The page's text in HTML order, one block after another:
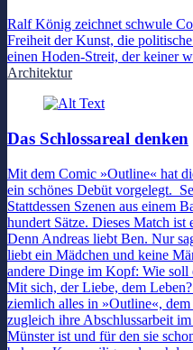
Ralf König zeichnet schwule
Freiheit der Kunst, die
einen Hoden-Streit, der keiner
Architektur
Das Schlossareal denken
Mit dem Comic »Outline« hat
ein schönes Debüt vorgelegt.
Stattdessen Szenen aus einem
hundert Sätze. Dieses Match ist
Denn Andreas liebt Ben. Nur
liebt ein Mädchen und keine
andere Dinge im Kopf: Wie soll
Mit sich, der Liebe, dem
ziemlich alles in »Outline«,
zugleich ihre Abschlussarbeit
Münster ist und für den sie